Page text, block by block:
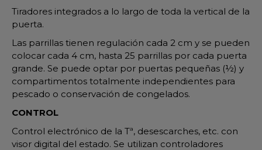
Tiradores integrados a lo largo de toda la vertical de la
puerta.
Las parrillas tienen regulación cada 2 cm y se pueden
colocar cada 4 cm, hasta 25 parrillas por cada puerta
grande. Se puede optar por puertas pequeñas (½) y
compartimentos totalmente independientes para
pescado o conservación de congelados.
CONTROL
Control electrónico de la Tª, desescarches, etc. con
visor digital del estado. Se utilizan controladores